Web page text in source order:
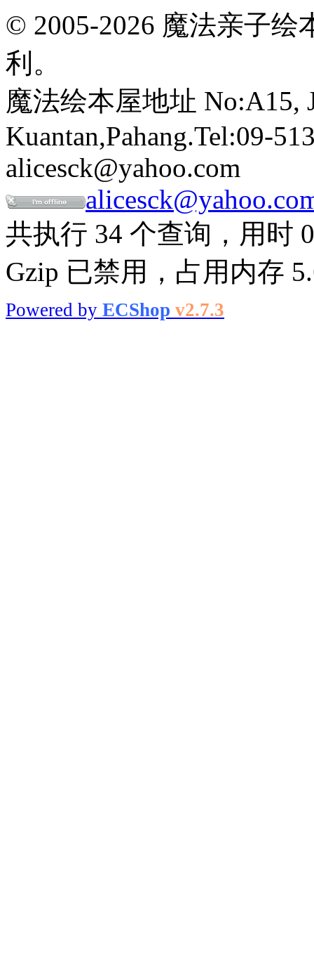
© 2005-2026 魔法亲子
利。
魔法绘本屋地址 No:A15,
Kuantan,Pahang.Tel:09-
alicesck@yahoo.com
共执行 34 个查询，用时
Gzip 已禁用，占用内存
Powered by ECShop v2.7.3